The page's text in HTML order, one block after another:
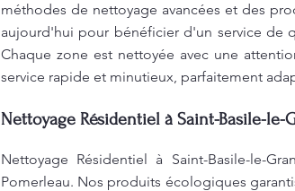
méthodes de nettoyage avancées et des
aujourd'hui pour bénéficier d'un service de
Chaque zone est nettoyée avec une
service rapide et minutieux, parfaitement
Nettoyage Résidentiel à Saint-Basile-le-
Nettoyage Résidentiel à Saint-Basile-le-
Pomerleau. Nos produits écologiques